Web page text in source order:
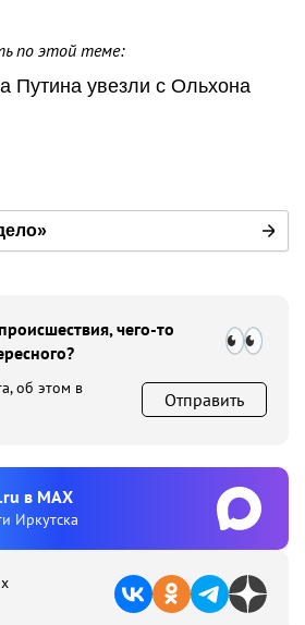
по этой теме:
Путина увезли с Ольхона
чего-то
об этом в
Отправить
в MAX
Иркутска